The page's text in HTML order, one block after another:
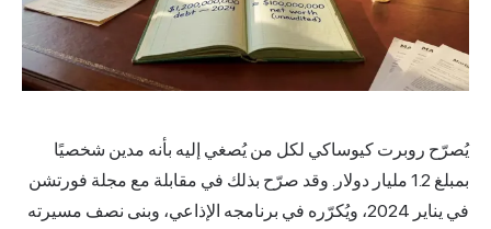
يُصرّح روبرت كيوساكي لكل من يُصغي إليه بأنه مدين شخصيًا
بمبلغ 1.2 مليار دولار. وقد صرّح بذلك في مقابلة مع مجلة فورتشن
في يناير 2024، ويُكرّره في برنامجه الإذاعي، وبنى نصف مسيرته